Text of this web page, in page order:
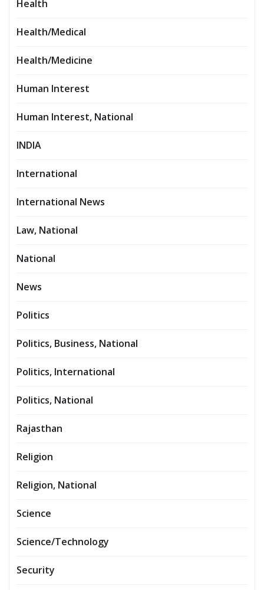
Health
Health/Medical
Health/Medicine
Human Interest
Human Interest, National
INDIA
International
International News
Law, National
National
News
Politics
Politics, Business, National
Politics, International
Politics, National
Rajasthan
Religion
Religion, National
Science
Science/Technology
Security